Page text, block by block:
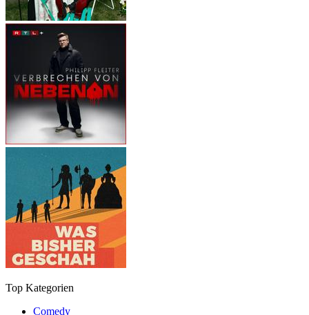
Top Kategorien
Comedy